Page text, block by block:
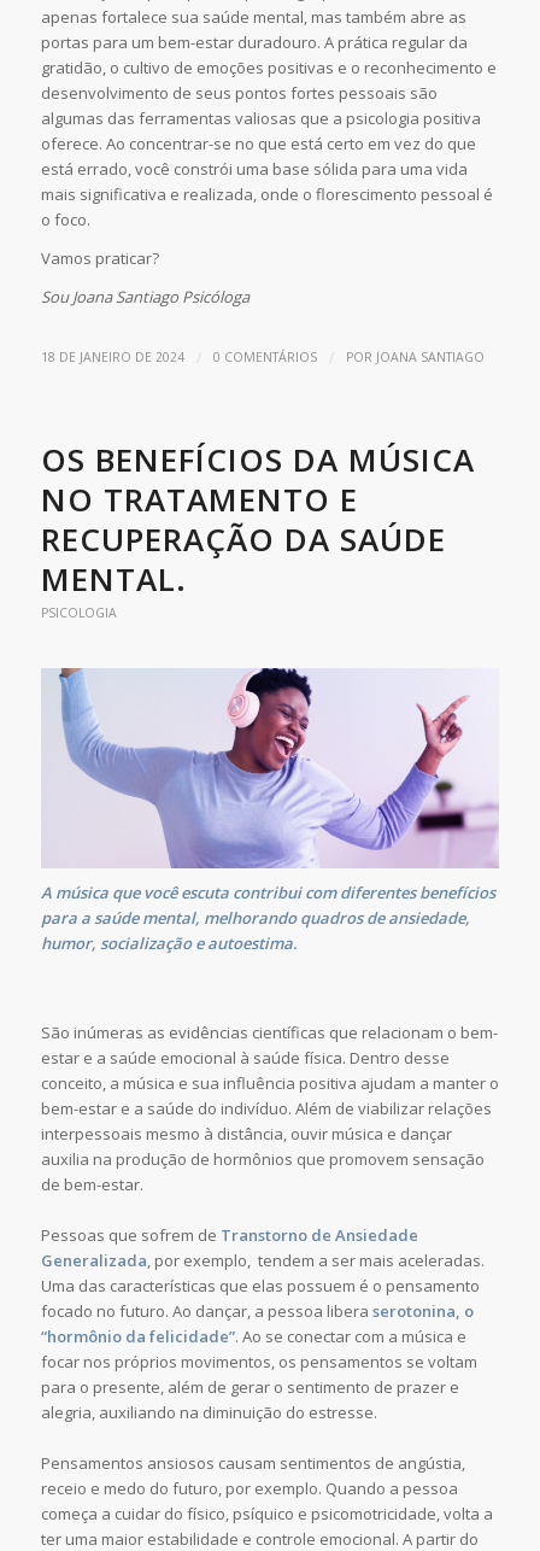
apenas fortalece sua saúde mental, mas também abre as
portas para um bem-estar duradouro. A prática regular da
gratidão, o cultivo de emoções positivas e o reconhecimento e
desenvolvimento de seus pontos fortes pessoais são
algumas das ferramentas valiosas que a psicologia positiva
oferece. Ao concentrar-se no que está certo em vez do que
está errado, você constrói uma base sólida para uma vida
mais significativa e realizada, onde o florescimento pessoal é
o foco.
Vamos praticar?
Sou Joana Santiago Psicóloga
18 DE JANEIRO DE 2024 / 0 COMENTÁRIOS / POR JOANA SANTIAGO
OS BENEFÍCIOS DA MÚSICA
NO TRATAMENTO E
RECUPERAÇÃO DA SAÚDE
MENTAL.
PSICOLOGIA
A música que você escuta contribui com diferentes benefícios
para a saúde mental, melhorando quadros de ansiedade,
humor, socialização e autoestima.
São inúmeras as evidências científicas que relacionam o bem-
estar e a saúde emocional à saúde física. Dentro desse
conceito, a música e sua influência positiva ajudam a manter o
bem-estar e a saúde do indivíduo. Além de viabilizar relações
interpessoais mesmo à distância, ouvir música e dançar
auxilia na produção de hormônios que promovem sensação
de bem-estar.
Pessoas que sofrem de Transtorno de Ansiedade
Generalizada, por exemplo, tendem a ser mais aceleradas.
Uma das características que elas possuem é o pensamento
focado no futuro. Ao dançar, a pessoa libera serotonina, o
“hormônio da felicidade”. Ao se conectar com a música e
focar nos próprios movimentos, os pensamentos se voltam
para o presente, além de gerar o sentimento de prazer e
alegria, auxiliando na diminuição do estresse.
Pensamentos ansiosos causam sentimentos de angústia,
receio e medo do futuro, por exemplo. Quando a pessoa
começa a cuidar do físico, psíquico e psicomotricidade, volta a
ter uma maior estabilidade e controle emocional. A partir do